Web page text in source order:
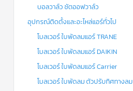
บอลวาล์ว ชัตออฟวาล์ว
อุปกรณ์ติดตั้งและอะไหล่แอร์ทั่วไป
โบลเวอร์ ใบพัดลมแอร์ TRANE
โบลเวอร์ ใบพัดลมแอร์ DAIKIN
โบลเวอร์ ใบพัดลมแอร์ Carrier
โบลเวอร์ ใบพัดลม ตัวปรับทิศทางลม